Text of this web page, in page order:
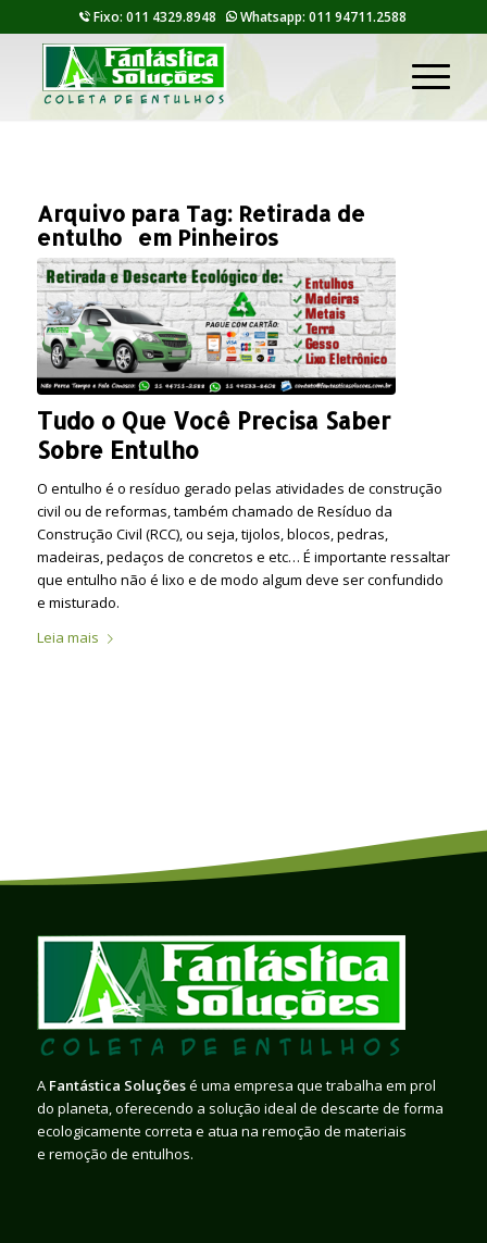
Fixo: 011 4329.8948 Whatsapp: 011 94711.2588
Arquivo para Tag: Retirada de
entulho em Pinheiros
Tudo o Que Você Precisa Saber
Sobre Entulho
O entulho é o resíduo gerado pelas atividades de construção
civil ou de reformas, também chamado de Resíduo da
Construção Civil (RCC), ou seja, tijolos, blocos, pedras,
madeiras, pedaços de concretos e etc… É importante ressaltar
que entulho não é lixo e de modo algum deve ser confundido
e misturado.
Leia mais
A Fantástica Soluçõesé uma empresa que trabalha em prol
do planeta, oferecendo a solução ideal de descarte de forma
ecologicamente correta e atua na remoção de materiais
e remoção de entulhos.